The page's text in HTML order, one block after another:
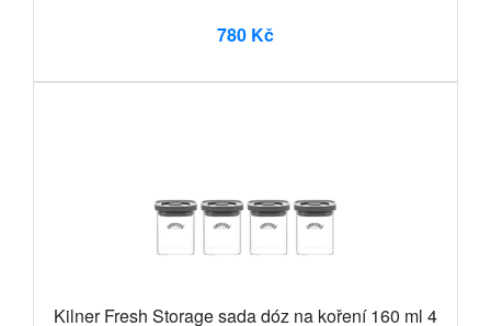
780 Kč
Kilner Fresh Storage sada dóz na koření 160 ml 4